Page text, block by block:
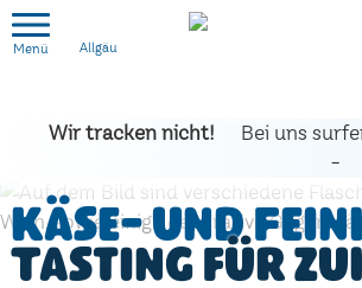
Allgäu
Wir tracken nicht!
Bei uns
-
Käse- und
Tasting für